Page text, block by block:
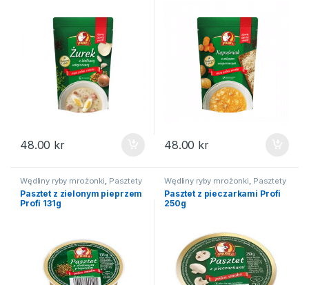
48.00 kr 48.00 kr
Wędliny ryby mrożonki, Pasztety
Pasztet z zielonym pieprzem
Profi 131g
Wędliny ryby mrożonki, Pasztety
Pasztet z pieczarkami Profi
250g